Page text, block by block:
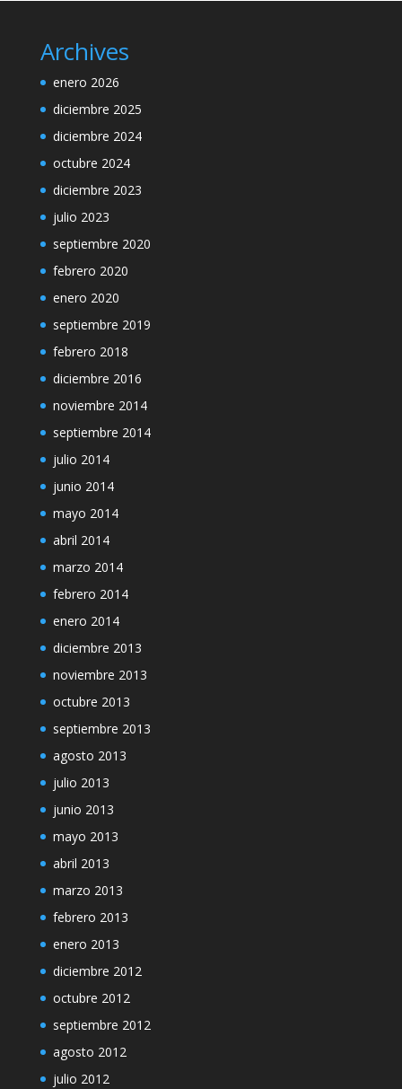
Archives
enero 2026
diciembre 2025
diciembre 2024
octubre 2024
diciembre 2023
julio 2023
septiembre 2020
febrero 2020
enero 2020
septiembre 2019
febrero 2018
diciembre 2016
noviembre 2014
septiembre 2014
julio 2014
junio 2014
mayo 2014
abril 2014
marzo 2014
febrero 2014
enero 2014
diciembre 2013
noviembre 2013
octubre 2013
septiembre 2013
agosto 2013
julio 2013
junio 2013
mayo 2013
abril 2013
marzo 2013
febrero 2013
enero 2013
diciembre 2012
octubre 2012
septiembre 2012
agosto 2012
julio 2012